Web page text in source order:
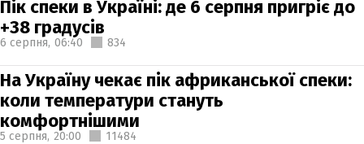
Пік спеки в Україні: де 6 серпня пригріє до
+38 градусів
6 серпня, 06:40 834
На Україну чекає пік африканської спеки:
коли температури стануть
комфортнішими
5 серпня, 20:00 11484